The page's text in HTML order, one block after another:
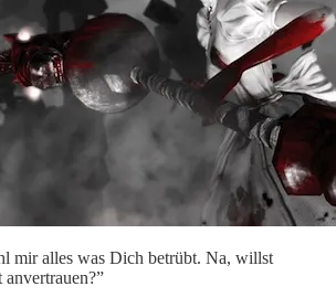
mir alles was Dich betrübt. Na, willst